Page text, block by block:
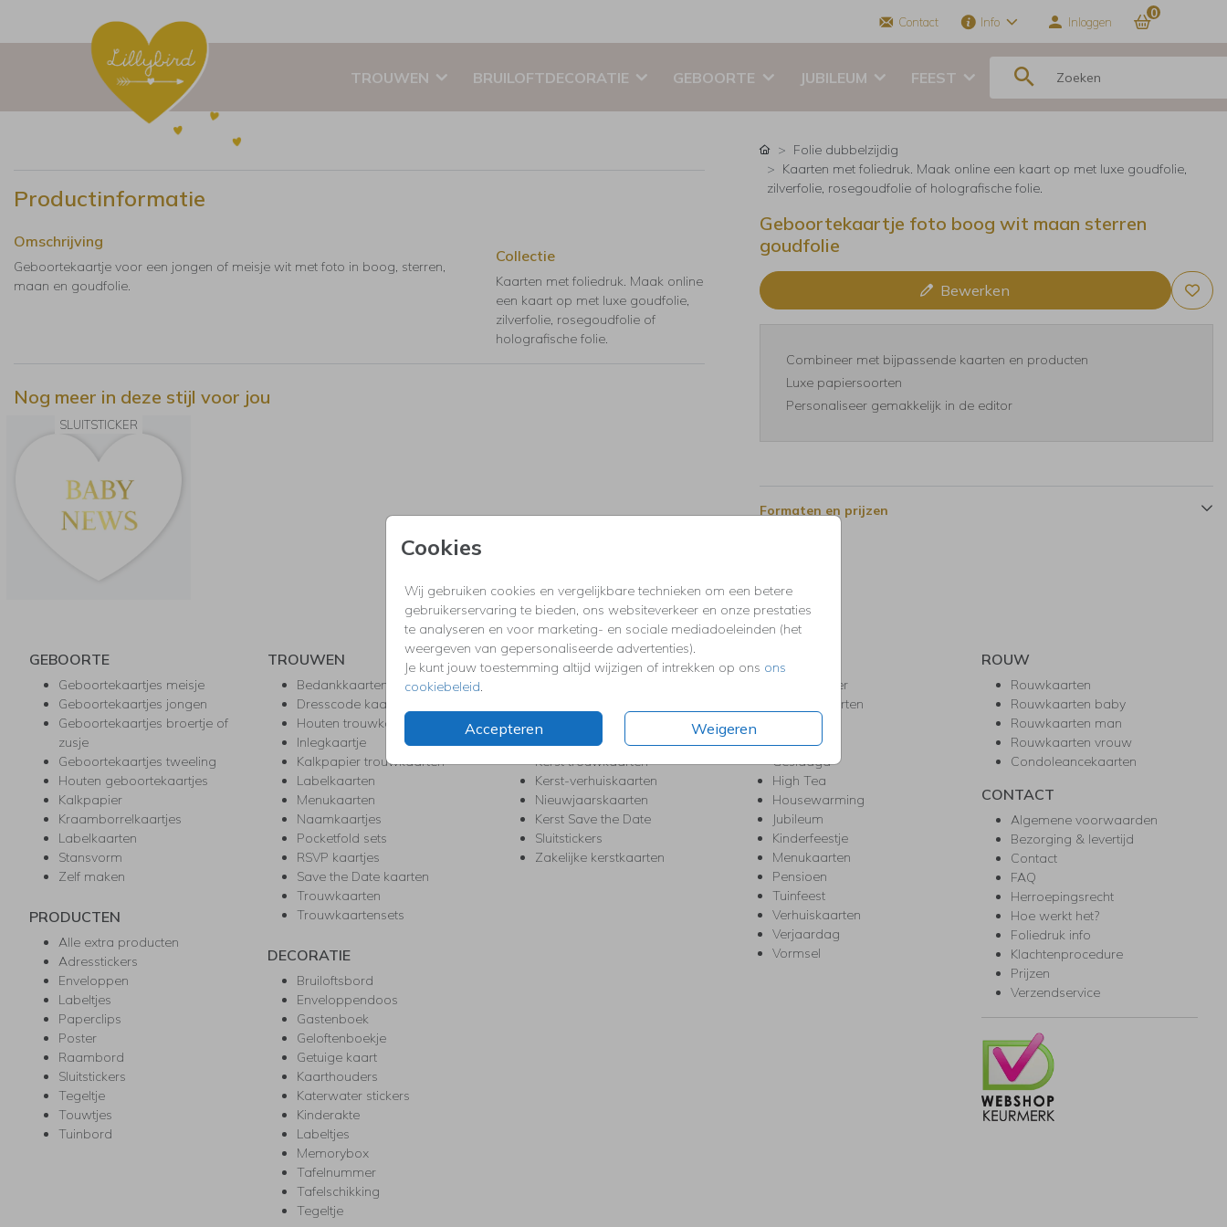
Contact Info Inloggen
0
TROUWEN BRUILOFTDECORATIE GEBOORTE JUBILEUM FEEST
Cookies
Wij gebruiken cookies en vergelijkbare technieken om een betere
gebruikerservaring te bieden, ons websiteverkeer en onze prestaties
te analyseren en voor marketing- en sociale mediadoeleinden (het
weergeven van gepersonaliseerde advertenties).
Je kunt jouw toestemming altijd wijzigen of intrekken op ons ons
cookiebeleid
Accepteren Weigeren
Productinformatie
Omschrijving
Geboortekaartje voor een jongen of meisje wit met foto in boog, sterren,
maan en goudfolie.
Collectie
Kaarten met foliedruk. Maak online
een kaart op met luxe goudfolie,
zilverfolie, rosegoudfolie of
holografische folie.
Nog meer in deze stijl voor jou
SLUITSTICKER
Folie dubbelzijdig
Kaarten met foliedruk. Maak online een kaart op met luxe goudfolie,
zilverfolie, rosegoudfolie of holografische folie.
Geboortekaartje foto boog wit maan sterren
goudfolie
Bewerken
Combineer met bijpassende kaarten en producten
Luxe papiersoorten
Personaliseer gemakkelijk in de editor
Formaten en prijzen
GEBOORTE
Geboortekaartjes meisje
Geboortekaartjes jongen
Geboortekaartjes broertje of
zusje
Geboortekaartjes tweeling
Houten geboortekaartjes
Kalkpapier
Kraamborrelkaartjes
Labelkaarten
Stansvorm
Zelf maken
PRODUCTEN
Alle extra producten
Adresstickers
Enveloppen
Labeltjes
Paperclips
Poster
Raambord
Sluitstickers
Tegeltje
Touwtjes
Tuinbord
TROUWEN
Bedankkaarten
Dresscode kaartjes
Houten trouwkaarten
Inlegkaartje
Kalkpapier trouwkaarten
Labelkaarten
Menukaarten
Naamkaartjes
Pocketfold sets
RSVP kaartjes
Save the Date kaarten
Trouwkaarten
Trouwkaartensets
DECORATIE
Bruiloftsbord
Enveloppendoos
Gastenboek
Geloftenboekje
Getuige kaart
Kaarthouders
Katerwater stickers
Kinderakte
Labeltjes
Memorybox
Tafelnummer
Tafelschikking
Tegeltje
KERST
Kerstdiner uitnodigingen
Kerstmenukaarten
Kerst trouwkaarten
Kerst-verhuiskaarten
Nieuwjaarskaarten
Kerst Save the Date
Sluitstickers
Zakelijke kerstkaarten
Babyshower
Bedankkaarten
Doopsel
Geslaagd
High Tea
Housewarming
Jubileum
Kinderfeestje
Menukaarten
Pensioen
Tuinfeest
Verhuiskaarten
Verjaardag
Vormsel
ROUW
Rouwkaarten
Rouwkaarten baby
Rouwkaarten man
Rouwkaarten vrouw
Condoleancekaarten
CONTACT
Algemene voorwaarden
Bezorging & levertijd
Contact
FAQ
Herroepingsrecht
Hoe werkt het?
Foliedruk info
Klachtenprocedure
Prijzen
Verzendservice